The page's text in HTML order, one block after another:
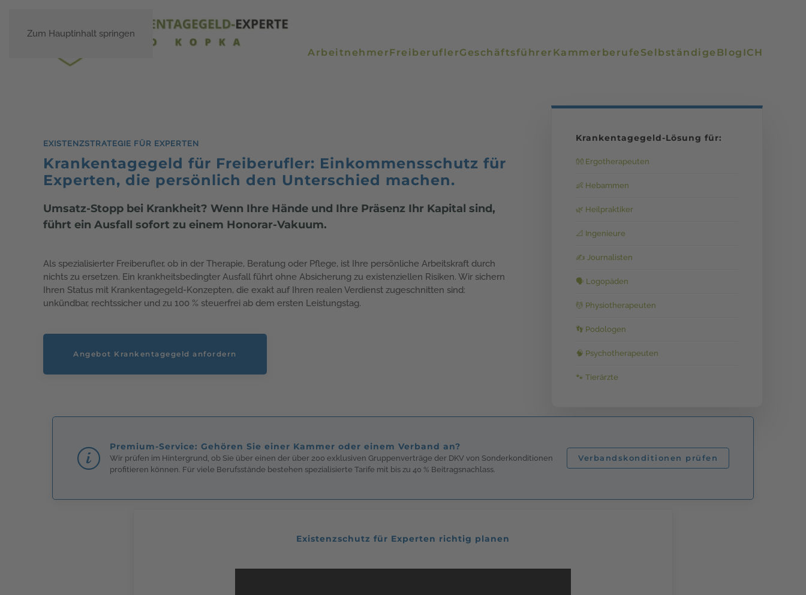
Zum Hauptinhalt springen
ArbeitnehmerFreiberuflerGeschäftsführer Kammerberufe Selbständige Blog ICH
EXISTENZSTRATEGIE FÜR EXPERTEN
Krankentagegeld für Freiberufler: Einkommensschutz für
Experten, die persönlich den Unterschied machen.
Umsatz-Stopp bei Krankheit? Wenn Ihre Hände und Ihre Präsenz Ihr Kapital sind,
führt ein Ausfall sofort zu einem Honorar-Vakuum.
Als spezialisierter Freiberufler, ob in der Therapie, Beratung oder Pflege, ist Ihre persönliche Arbeitskraft durch
nichts zu ersetzen. Ein krankheitsbedingter Ausfall führt ohne Absicherung zu existenziellen Risiken. Wir sichern
Ihren Status mit Krankentagegeld-Konzepten, die exakt auf Ihren realen Verdienst zugeschnitten sind:
unkündbar, rechtssicher und zu 100 % steuerfrei ab dem ersten Leistungstag.
Angebot Krankentagegeld anfordern
Krankentagegeld-Lösung für:
👐 Ergotherapeuten
👶 Hebammen
🌿 Heilpraktiker
📐 Ingenieure
✍️ Journalisten
🗣️ Logopäden
💆 Physiotherapeuten
👣 Podologen
🧠 Psychotherapeuten
🐾 Tierärzte
Premium-Service: Gehören Sie einer Kammer oder einem Verband an?
Wir prüfen im Hintergrund, ob Sie über einen der über 200 exklusiven Gruppenverträge der DKV von Sonderkonditionen
profitieren können. Für viele Berufsstände bestehen spezialisierte Tarife mit bis zu 40 % Beitragsnachlass.
Verbandskonditionen prüfen
Existenzschutz für Experten richtig planen